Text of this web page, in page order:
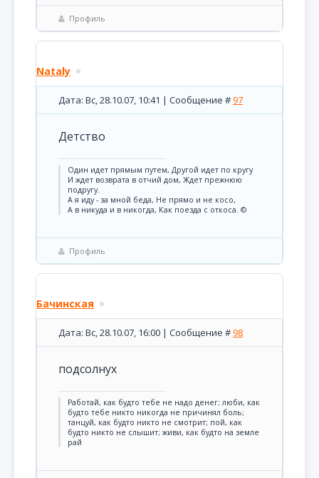
Профиль
Nataly
Дата: Вс, 28.10.07, 10:41 | Сообщение #97
Детство
Один идет прямым путем, Другой идет по кругу
И ждет возврата в отчий дом, Ждет прежнюю
подругу.
А я иду - за мной беда, Не прямо и не косо,
А в никуда и в никогда, Как поезда с откоса. ©
Профиль
Бачинская
Дата: Вс, 28.10.07, 16:00 | Сообщение #98
подсолнух
Pаботай, как будто тебе не надо денег; люби, как
будто тебе никто никогда не причинял боль;
танцуй, как будто никто не смотрит; пой, как
будто никто не слышит; живи, как будто на земле
рай